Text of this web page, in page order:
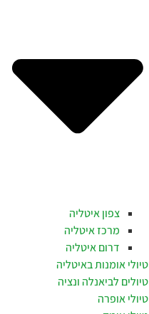
צפון איטליה
מרכז איטליה
דרום איטליה
טיולי אומנות באיטליה
טיולים לביאנלה ונציה
טיולי אופרה